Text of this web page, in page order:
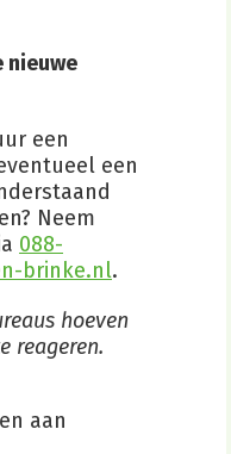
nieuwe
een
een
Neem
088-
brinke.nl.
hoeven
reageren.
aan